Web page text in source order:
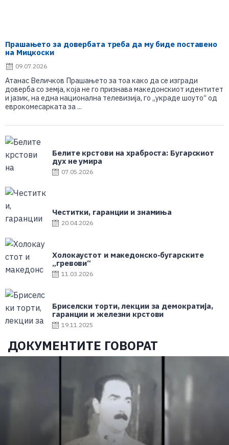
Прашањето за довербата треба да му биде поставено
на Мицкоски
09.07.2026
Атанас Величков Прашањето за тоа како да се изгради
доверба со земја, која не го признава македонскиот идентитет
и јазик, на една национална телевизија, го „украде шоуто“ од
еврокомесарката за ...
Белите крстови на храброста: Бугарскиот
дух не умира
07.05.2026
Честитки, гаранции и знамиња
20.04.2026
Холокаустот и македонско-бугарските
„гревови“
11.03.2026
Бриселски торти, лекции за демократија,
гаранции и железни крстови
19.11.2025
ДОКУМЕНТИТЕ ГОВОРАТ